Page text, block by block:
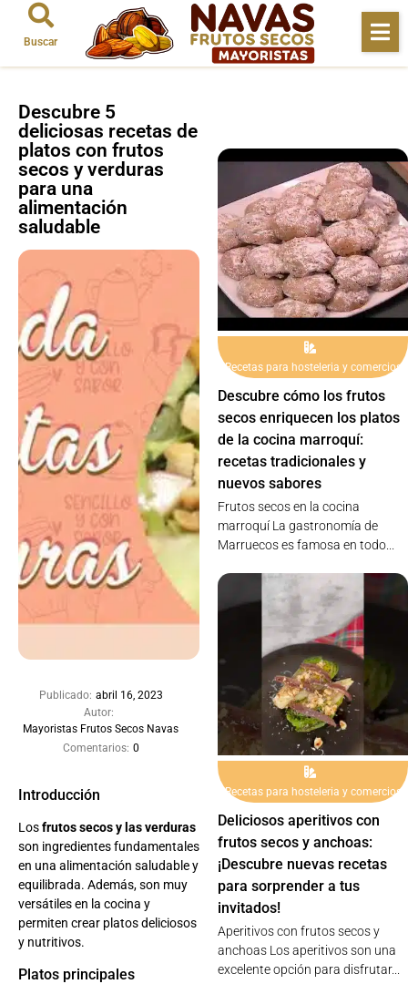
Buscar
Descubre 5
deliciosas recetas de
platos con frutos
secos y verduras
para una
alimentación
saludable
Publicado: abril 16, 2023
Autor:
Mayoristas Frutos Secos Navas
Comentarios: 0
Introducción
Losfrutos secos y las verduras
son ingredientes fundamentales
en una alimentación saludable y
equilibrada. Además, son muy
versátiles en la cocina y
permiten crear platos deliciosos
y nutritivos.
Platos principales
Recetas para hosteleria y comercios
Descubre cómo los frutos
secos enriquecen los platos
de la cocina marroquí:
recetas tradicionales y
nuevos sabores
Frutos secos en la cocina
marroquí La gastronomía de
Marruecos es famosa en todo...
Recetas para hosteleria y comercios
Deliciosos aperitivos con
frutos secos y anchoas:
¡Descubre nuevas recetas
para sorprender a tus
invitados!
Aperitivos con frutos secos y
anchoas Los aperitivos son una
excelente opción para disfrutar...